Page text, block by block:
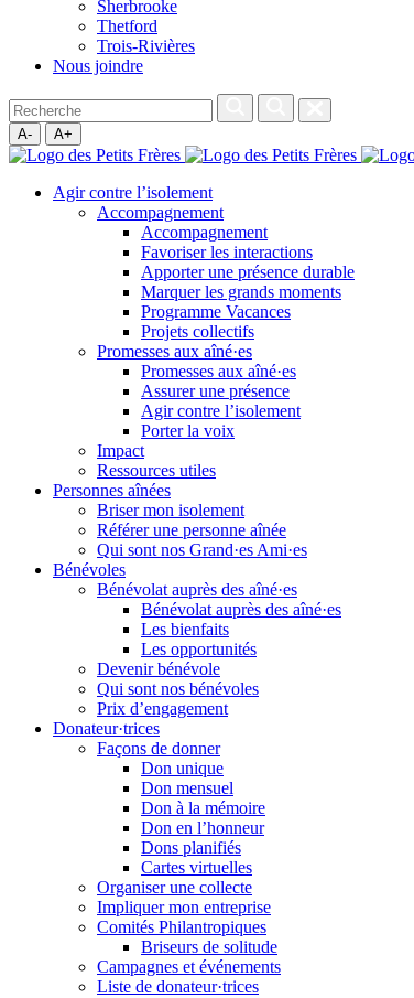
Sherbrooke
Thetford
Trois-Rivières
Nous joindre
A- A+
Agir contre l’isolement
Accompagnement
Accompagnement
Favoriser les interactions
Apporter une présence durable
Marquer les grands moments
Programme Vacances
Projets collectifs
Promesses aux aîné·es
Promesses aux aîné·es
Assurer une présence
Agir contre l’isolement
Porter la voix
Impact
Ressources utiles
Personnes aînées
Briser mon isolement
Référer une personne aînée
Qui sont nos Grand·es Ami·es
Bénévoles
Bénévolat auprès des aîné·es
Bénévolat auprès des aîné·es
Les bienfaits
Les opportunités
Devenir bénévole
Qui sont nos bénévoles
Prix d’engagement
Donateur·trices
Façons de donner
Don unique
Don mensuel
Don à la mémoire
Don en l’honneur
Dons planifiés
Cartes virtuelles
Organiser une collecte
Impliquer mon entreprise
Comités Philantropiques
Briseurs de solitude
Campagnes et événements
Liste de donateur·trices